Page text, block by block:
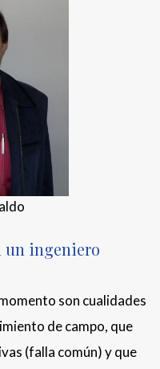
un ingeniero
son cualidades
de campo, que
(falla común) y que